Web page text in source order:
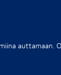
auttamaan.